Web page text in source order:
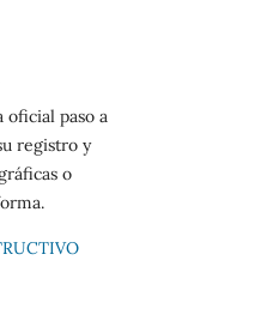
oficial paso a
registro y
o